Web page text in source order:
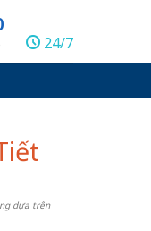
24/7
dựa trên